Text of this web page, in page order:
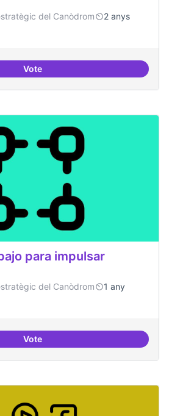
del Canòdrom
2 anys
Vote Comunitat
para impulsar
del Canòdrom
1 any
VoteGrupos de trabajo para impulsar